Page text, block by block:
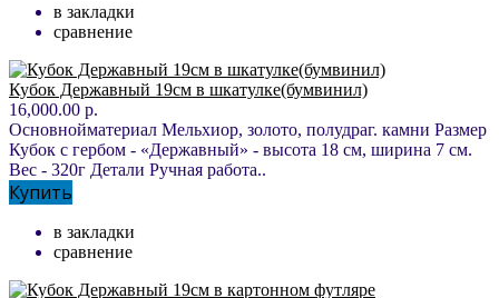
в закладки
сравнение
Кубок Державный 19см в шкатулке(бумвинил)
16,000.00 р.
Основнойматериал Мельхиор, золото, полудраг. камни Размер
Кубок с гербом - «Державный» - высота 18 см, ширина 7 см.
Вес - 320г Детали Ручная работа..
Купить
в закладки
сравнение